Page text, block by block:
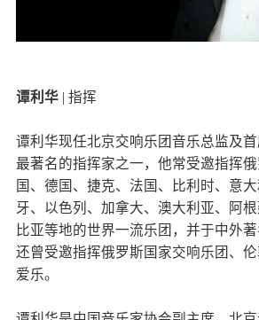
谭利华 | 指挥
谭利华现任北京交响乐团音乐总监及
最著名的指挥家之一，他常受邀指挥
国、德国、捷克、法国、比利时、意
牙、以色列、加拿大、澳大利亚、阿
比亚等地的世界一流乐团，并于中外
还曾受邀指挥俄罗斯国家交响乐团、
爱乐。